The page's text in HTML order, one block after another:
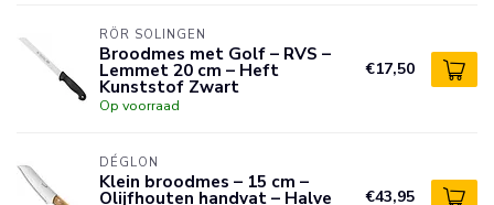
RÖR SOLINGEN
Broodmes met Golf – RVS –
Lemmet 20 cm – Heft
Kunststof Zwart
Op voorraad
€17,50
DÉGLON
Klein broodmes – 15 cm –
Olijfhouten handvat – Halve €43,95